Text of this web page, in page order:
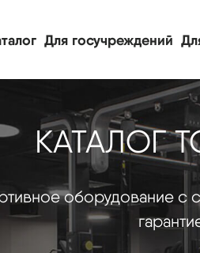
Для госучреждений
КАТАЛОГ
оборудование с